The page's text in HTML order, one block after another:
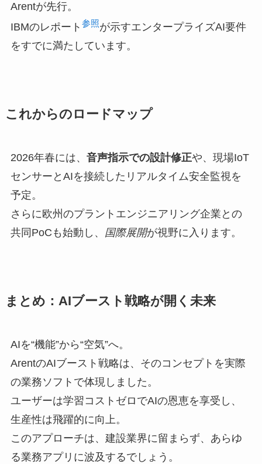
Arentが先行。
IBMのレポート 参照が示すエンタープライズAI要件
をすでに満たしています。
これからのロードマップ
2026年春には、 音声指示での設計修正や、現場IoT
センサーとAIを接続したリアルタイム安全監視を
予定。
さらに欧州のプラントエンジニアリング企業との
共同PoCも始動し、 国際展開が視野に入ります。
まとめ：AIブースト戦略が開く未来
AIを“機能”から“空気”へ。
ArentのAIブースト戦略は、そのコンセプトを実際
の業務ソフトで体現しました。
ユーザーは学習コストゼロでAIの恩恵を享受し、
生産性は飛躍的に向上。
このアプローチは、建設業界に留まらず、あらゆ
る業務アプリに波及するでしょう。